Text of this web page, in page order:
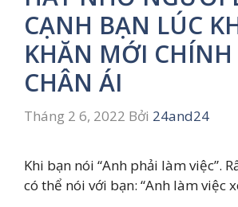
CẠNH BẠN LÚC
KHĂN MỚI CHÍNH
CHÂN ÁI
Tháng 2 6, 2022 Bởi 24and24
Khi bạn nói “Anh phải làm việc”.
có thể nói với bạn: “Anh làm việc